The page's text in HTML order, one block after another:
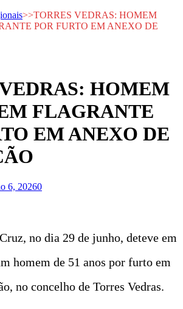
>>TORRES VEDRAS: HOMEM
POR FURTO EM ANEXO DE
HOMEM
FLAGRANTE
EM ANEXO DE
6, 20260
no dia 29 de junho, deteve em
homem de 51 anos por furto em
no concelho de Torres Vedras.